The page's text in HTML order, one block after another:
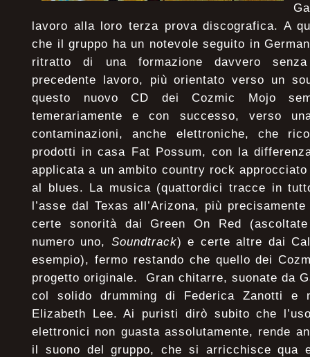
lavoro alla loro terza prova discografica. A
che il gruppo ha un notevole seguito in
ritratto di una formazione davvero
precedente lavoro, più orientato verso un
questo nuovo CD dei Cozmic Mojo
temerariamente e con successo, verso
contaminazioni, anche elettroniche, che
prodotti in casa Fat Possum, con la
applicata a un ambito country rock
al blues. La musica (quattordici tracce in
l’asse dal Texas all’Arizona, più
certe sonorità dai Green On Red
numero uno, Soundtrack) e certe altre dai
esempio), fermo restando che quello dei
progetto originale. Gran chitarre, suonate da
col solido drumming di Federica Zanotti e
Elizabeth Lee. Ai puristi dirò subito che
elettronici non guasta assolutamente, rende
il suono del gruppo, che si arricchisce qua